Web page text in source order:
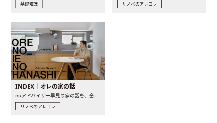
基礎知識 リノベのアレコレ
INDEX｜オレの家の話
nuアドバイザー早見の家の話を、全4話でお届け。リノベーションを..
リノベのアレコレ